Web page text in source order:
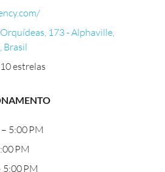
173 - Alphaville,
Brasil
estrelas
5:00 PM
PM
PM